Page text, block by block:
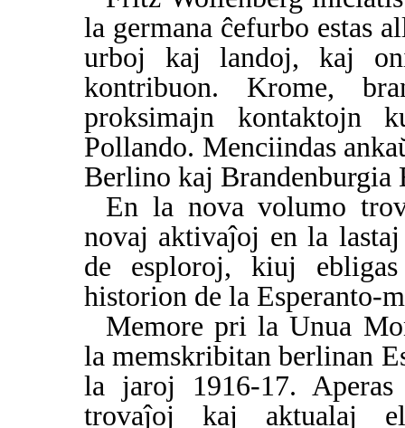
la germana ĉefurbo estas
urboj kaj landoj, kaj
kontribuon. Krome,
proksimajn kontaktojn
Pollando. Menciindas
Berlino kaj Brandenburgia
En la nova volumo
novaj aktivaĵoj en la
de esploroj, kiuj
historion de la Esperanto-
Memore pri la Unua
la memskribitan berlinan
la jaroj 1916-17.
trovaĵoj kaj aktualaj